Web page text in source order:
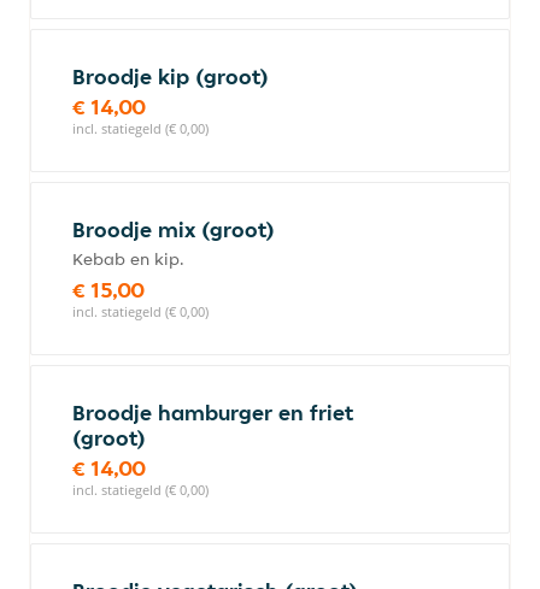
Broodje kір (groot)
€ 14,00
incl. statiegeld (€ 0,00)
Broodje mix (groot)
Kebab en kip.
€ 15,00
incl. statiegeld (€ 0,00)
Broodje hamburger en friet
(groot)
€ 14,00
incl. statiegeld (€ 0,00)